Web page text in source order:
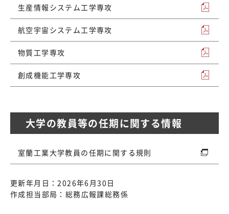
生産情報システム工学専攻
航空宇宙システム工学専攻
物質工学専攻
創成機能工学専攻
大学の教員等の任期に関する情報
室蘭工業大学教員の任期に関する規則
更新年月日：2026年6月30日
作成担当部局：総務広報課総務係